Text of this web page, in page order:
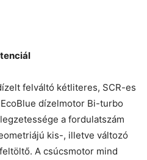
felváltó kétliteres, SCR-es
dízelmotor Bi-turbo
a fordulatszám
kis-, illetve változó
A csúcsmotor mind